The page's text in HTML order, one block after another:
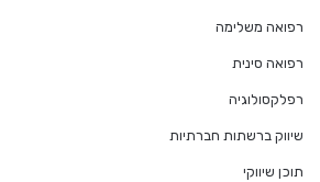
רפואה משלימה
רפואה סינית
רפלקסולוגיה
שיווק ברשתות חברתיות
תוכן שיווקי